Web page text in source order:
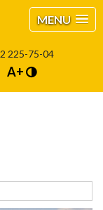
MENU
225-75-04
A+